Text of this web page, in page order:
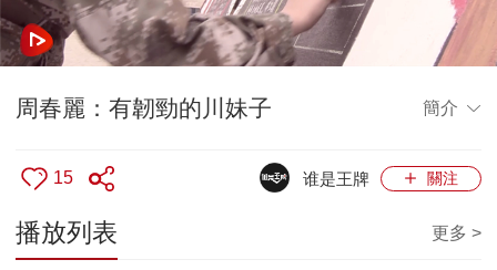
周春麗：有韌勁的川妹子 簡介
15 關注
谁是王牌
播放列表 更多 >